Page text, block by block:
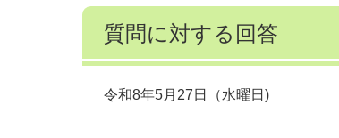
質問に対する回答
令和8年5月27日（水曜日)